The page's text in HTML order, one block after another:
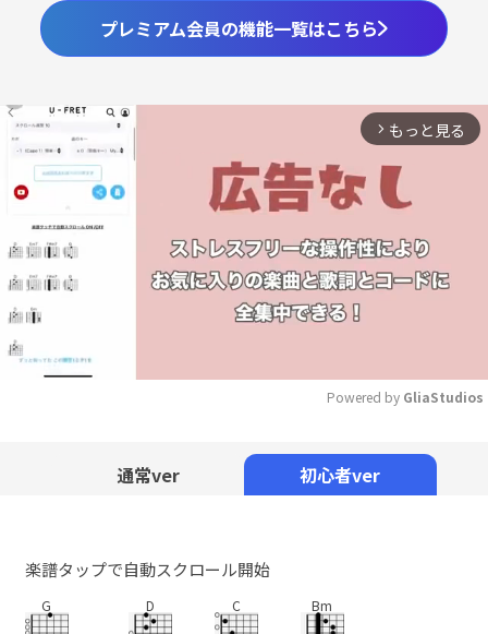
プレミアム会員の機能一覧はこちら
arrow_forward_ios もっと見る
Powered by GliaStudios
通常ver 初心者ver
楽譜タップで自動スクロール開始
G D C Bm